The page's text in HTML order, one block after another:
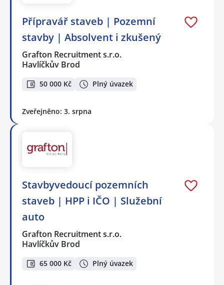
Přípravář staveb | Pozemní
stavby | Absolvent i zkušený
Grafton Recruitment s.r.o.
Havlíčkův Brod
50 000 Kč Plný úvazek
Zveřejněno: 3. srpna
Stavbyvedoucí pozemních
staveb | HPP i IČO | Služební
auto
Grafton Recruitment s.r.o.
Havlíčkův Brod
65 000 Kč Plný úvazek